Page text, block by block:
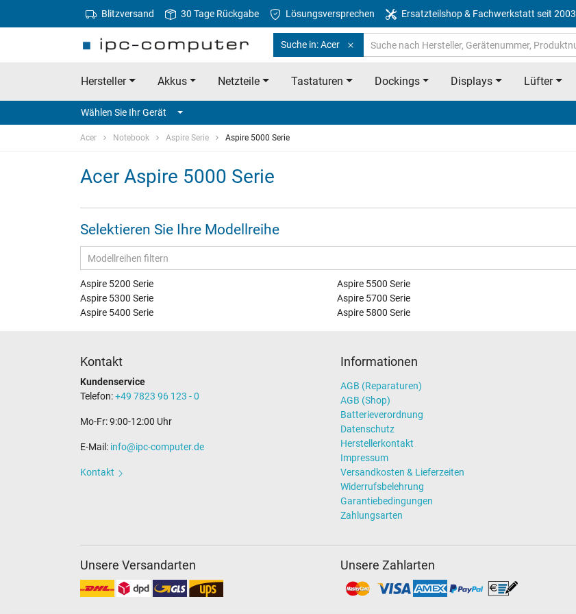
Blitzversand 30 Tage Rückgabe Lösungsversprechen Ersatzteilshop & Fachwerkstatt seit 2003
Suche in: Acer
Hersteller Akkus Netzteile Tastaturen Dockings Displays Lüfter
Wählen Sie Ihr Gerät
Acer Notebook Aspire Serie Aspire 5000 Serie
Acer Aspire 5000 Serie
Selektieren Sie Ihre Modellreihe
Aspire 5200 Serie
Aspire 5300 Serie
Aspire 5400 Serie
Aspire 5500 Serie
Aspire 5700 Serie
Aspire 5800 Serie
Kontakt
Kundenservice
Telefon:+49 7823 96 123 - 0
Mo-Fr: 9:00-12:00 Uhr
E-Mail: info@ipc-computer.de
Kontakt
Informationen
AGB (Reparaturen)
AGB (Shop)
Batterieverordnung
Datenschutz
Herstellerkontakt
Impressum
Versandkosten & Lieferzeiten
Widerrufsbelehrung
Garantiebedingungen
Zahlungsarten
Unsere Versandarten Unsere Zahlarten